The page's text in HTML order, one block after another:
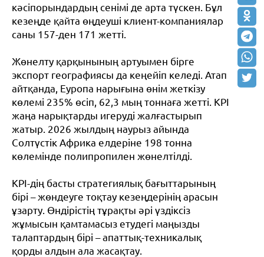
кәсіпорындардың сенімі де арта түскен. Бұл
кезеңде қайта өңдеуші клиент-компаниялар
саны 157-ден 171 жетті.
Жөнелту қарқынының артуымен бірге
экспорт географиясы да кеңейіп келеді. Атап
айтқанда, Еуропа нарығына өнім жеткізу
көлемі 235% өсіп, 62,3 мың тоннаға жетті. KPI
жаңа нарықтарды игеруді жалғастырып
жатыр. 2026 жылдың наурыз айында
Солтүстік Африка елдеріне 198 тонна
көлемінде полипропилен жөнелтілді.
KPI-дің басты стратегиялық бағыттарының
бірі – жөндеуге тоқтау кезеңдерінің арасын
ұзарту. Өндірістің тұрақты әрі үздіксіз
жұмысын қамтамасыз етудегі маңызды
талаптардың бірі – апаттық-техникалық
қорды алдын ала жасақтау.